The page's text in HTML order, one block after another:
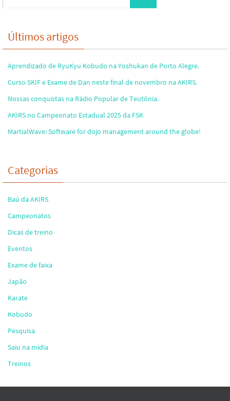
Últimos artigos
Aprendizado de RyuKyu Kobudo na Yoshukan de Porto Alegre.
Curso SKIF e Exame de Dan neste final de novembro na AKIRS.
Nossas conquistas na Rádio Popular de Teutônia.
AKIRS no Campeonato Estadual 2025 da FSK
MartialWave: Software for dojo management around the globe!
Categorias
Baú da AKIRS
Campeonatos
Dicas de treino
Eventos
Exame de faixa
Japão
Karate
Kobudo
Pesquisa
Saiu na mídia
Treinos